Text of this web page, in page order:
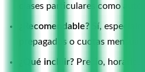
clases particulares como
¿Recomendable? Sí,
prepagados o cuotas
¿Qué incluir? Precio, horario,